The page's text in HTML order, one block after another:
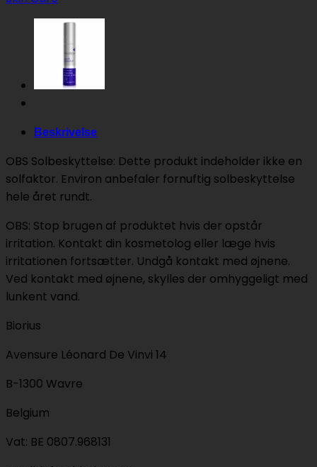
50
Beskrivelse
OBS Solbeskyttelse: Dette produkt indeholder ikke en
solfaktor. Environ anbefaler fornuftig solbeskyttelse
hele året rundt.
OBS: Stop brugen af produktet hvis der opstår
irritation. Kontakt din kosmetolog eller læge hvis
irritationen fortsætter. Undgå kontakt med øjnene.
Ved kontakt med øjnene, skylles der omhyggeligt med
lunkent vand.
Biorius
Avensure Léonard De Vinvi 14
B-1300 Wavre
Belgium
Vat: BE 0807.968131